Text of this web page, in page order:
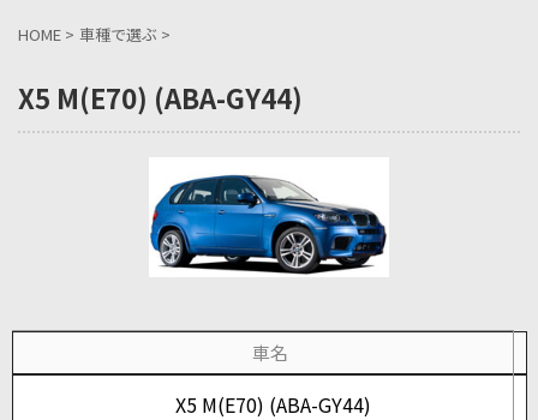
HOME > 車種で選ぶ >
X5 M(E70) (ABA-GY44)
車名
X5 M(E70) (ABA-GY44)